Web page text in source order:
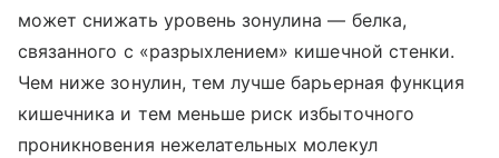
может снижать уровень зонулина — белка,
связанного с «разрыхлением» кишечной стенки.
Чем ниже зонулин, тем лучше барьерная функция
кишечника и тем меньше риск избыточного
проникновения нежелательных молекул